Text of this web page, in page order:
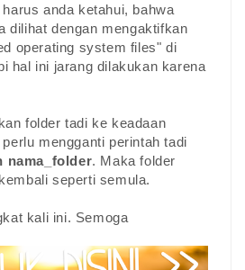
anda ketahui, bahwa
dilihat dengan mengaktifkan
operating system files" di
hal ini jarang dilakukan karena
folder tadi ke keadaan
mengganti perintah tadi
nama_folder. Maka folder
seperti semula.
kali ini. Semoga